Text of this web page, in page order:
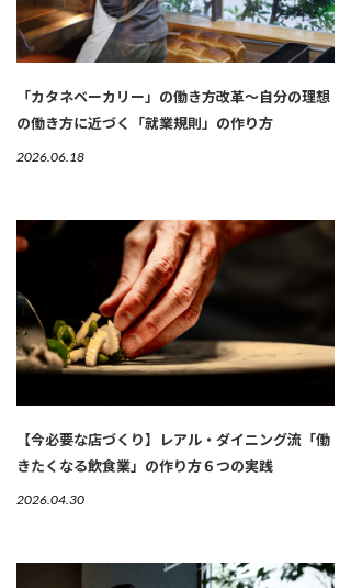
「カタネベーカリー」の働き方改革～自分の理想
の働き方に近づく「就業規則」の作り方
2026.06.18
【今必要な店づくり】レアル・ダイニング流「働
きたくなる飲食業」の作り方６つの実践
2026.04.30